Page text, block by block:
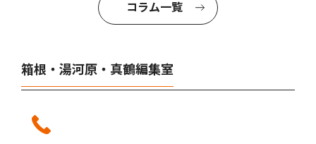
コラム一覧
箱根・湯河原・真鶴編集室